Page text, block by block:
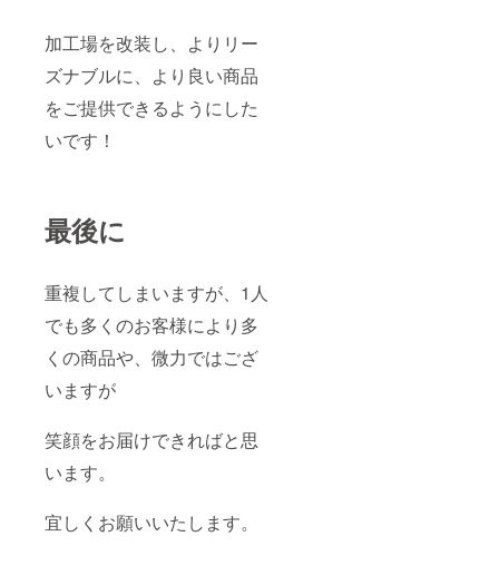
加工場を改装し、よりリー
ズナブルに、より良い商品
をご提供できるようにした
いです！
最後に
重複してしまいますが、1人
でも多くのお客様により多
くの商品や、微力ではござ
いますが
笑顔をお届けできればと思
います。
宜しくお願いいたします。